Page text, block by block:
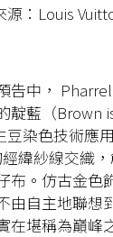
源：Louis
告中，
靛藍（Brown
染色技術應
緯紗線交織
布。仿古金色
由自主地聯想
在堪稱為巔峰